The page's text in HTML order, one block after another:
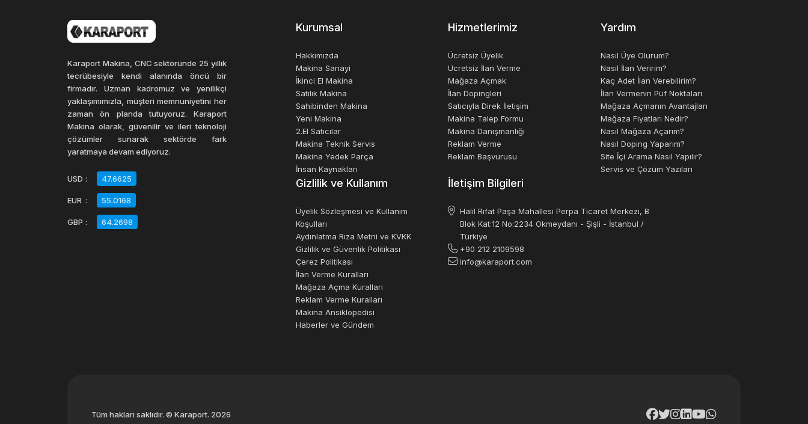
Sonuç olarak, lastik tekerlekli yükleyiciler, inşaat sektöründe ve diğer endüstriyel faaliyetlerde kullanılan önemli bir makinedir. Bu makineler, malzeme taşıma işlemlerini
hızlandırır, işgücü maliyetlerini azaltır, çevre dostudur ve üretkenliği artırır. Lastik tekerlekli yükleyicilerin güvenliği, çeşitli güvenlik özellikleri ile sağlanmaktadır.
Karaport Makina, CNC sektöründe 25 yıllık
tecrübesiyle kendi alanında öncü bir
firmadır. Uzman kadromuz ve yenilikçi
yaklaşımımızla, müşteri memnuniyetini her
zaman ön planda tutuyoruz. Karaport
Makina olarak, güvenilir ve ileri teknoloji
çözümler sunarak sektörde fark
yaratmaya devam ediyoruz.
USD : 47.6625
EUR : 55.0168
GBP : 64.2698
Kurumsal
Hakkımızda
Makina Sanayi
İkinci El Makina
Satılık Makina
Sahibinden Makina
Yeni Makina
2.El Satıcılar
Makina Teknik Servis
Makina Yedek Parça
İnsan Kaynakları
Hizmetlerimiz
Ücretsiz Üyelik
Ücretsiz İlan Verme
Mağaza Açmak
İlan Dopingleri
Satıcıyla Direk İletişim
Makina Talep Formu
Makina Danışmanlığı
Reklam Verme
Reklam Başvurusu
Yardım
Nasıl Üye Olurum?
Nasıl İlan Veririm?
Kaç Adet İlan Verebilirim?
İlan Vermenin Püf Noktaları
Mağaza Açmanın Avantajları
Mağaza Fiyatları Nedir?
Nasıl Mağaza Açarım?
Nasıl Doping Yaparım?
Site İçi Arama Nasıl Yapılır?
Servis ve Çözüm Yazıları
Gizlilik ve Kullanım
Üyelik Sözleşmesi ve Kullanım
Koşulları
Aydınlatma Rıza Metni ve KVKK
Gizlilik ve Güvenlik Politikası
Çerez Politikası
İlan Verme Kuralları
Mağaza Açma Kuralları
Reklam Verme Kuralları
Makina Ansiklopedisi
Haberler ve Gündem
İletişim Bilgileri
Halil Rıfat Paşa Mahallesi Perpa Ticaret Merkezi, B
Blok Kat:12 No:2234 Okmeydanı - Şişli - İstanbul /
Türkiye
+90 212 2109598
info@karaport.com
Tüm hakları saklıdır. © Karaport. 2026